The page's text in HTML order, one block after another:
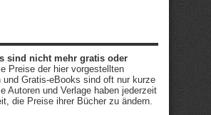
sind nicht mehr gratis oder
Preise der hier vorgestellten
und Gratis-eBooks sind oft nur kurze
Autoren und Verlage haben jederzeit
die Preise ihrer Bücher zu ändern.